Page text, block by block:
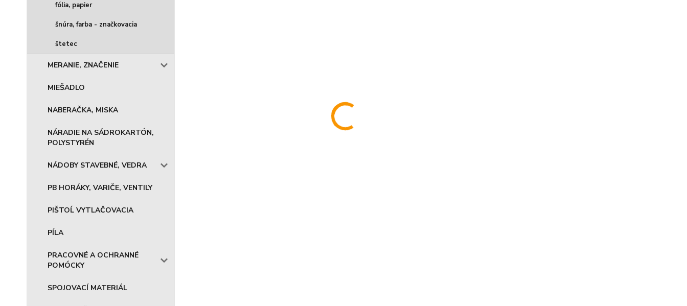
fólia, papier
šnúra, farba - značkovacia
štetec
MERANIE, ZNAČENIE
MIEŠADLO
NABERAČKA, MISKA
NÁRADIE NA SÁDROKARTÓN,
POLYSTYRÉN
NÁDOBY STAVEBNÉ, VEDRA
PB HORÁKY, VARIČE, VENTILY
PIŠTOĹ VYTLAČOVACIA
PÍLA
PRACOVNÉ A OCHRANNÉ
POMÓCKY
SPOJOVACÍ MATERIÁL